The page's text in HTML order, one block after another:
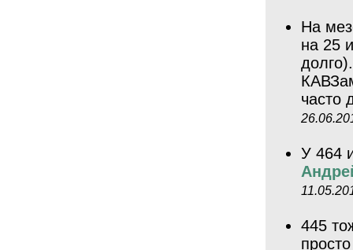
На
на 25
часто
У 464
445